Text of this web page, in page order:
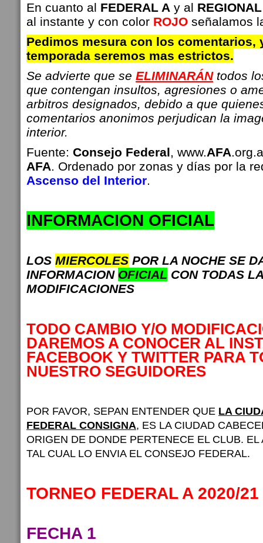
En cuanto al FEDERAL A y al REGIONAL
al instante y con color ROJO señalamos
Pedimos mesura con los comentarios,
temporada seremos mas estrictos.
Se advierte que se ELIMINARÁNtodos
que contengan insultos, agresiones o
arbitros designados, debido a que
comentarios anonimos perjudican la
interior.
Fuente: Consejo Federal, www.AFA
AFA. Ordenado por zonas y días por la
Ascenso del Interior.
INFORMACION OFICIAL
LOS MIERCOLES POR LA NOCHE SE
INFORMACION OFICIAL CON TODAS
MODIFICACIONES
TODO CAMBIO Y/O
DAREMOS A CONOCER AL
FACEBOOK Y TWITTER PARA
NUESTRO SEGUIDORES
POR FAVOR, SEPAN ENTENDER QUE LA
FEDERAL CONSIGNA, ES LA CIUDAD
ORIGEN DE DONDE PERTENECE EL CLUB.
TAL CUAL LO ENVIA EL CONSEJO FEDERAL.
TORNEO FEDERAL A 2020/21
FECHA 1